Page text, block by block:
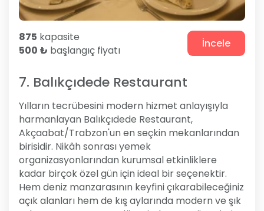
875 kapasite
500 ₺ başlangıç fiyatı İncele
7. Balıkçıdede Restaurant
Yılların tecrübesini modern hizmet anlayışıyla
harmanlayan Balıkçıdede Restaurant,
Akçaabat/Trabzon'un en seçkin mekanlarından
birisidir. Nikâh sonrası yemek
organizasyonlarından kurumsal etkinliklere
kadar birçok özel gün için ideal bir seçenektir.
Hem deniz manzarasının keyfini çıkarabileceğiniz
açık alanları hem de kış aylarında modern ve şık